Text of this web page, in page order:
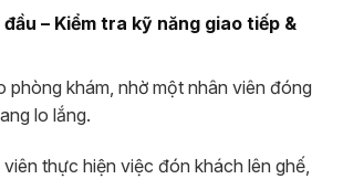
– Kiểm tra kỹ năng giao tiếp &
khám, nhờ một nhân viên đóng
lo lắng.
viên thực hiện việc đón khách lên ghế,